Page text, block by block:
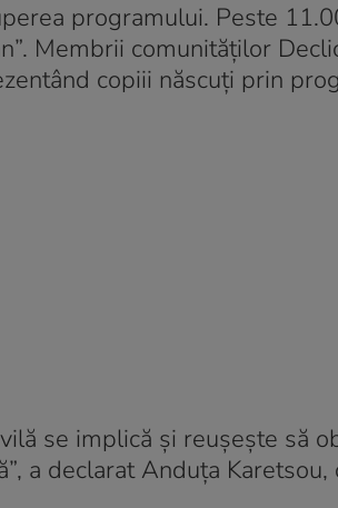
programului. Peste
Membrii comunităților
copiii născuți prin
se implică și reușește să
a declarat Anduța Karetsou,